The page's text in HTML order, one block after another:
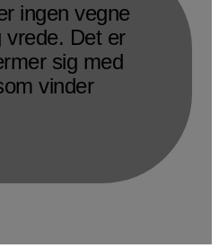
ingen vegne
vrede. Det er
sig med
vinder